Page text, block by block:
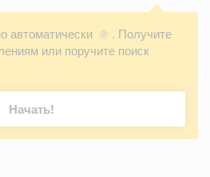
автоматически ?
. Получите
или поручите поиск
Начать!